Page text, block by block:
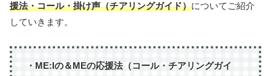
援法・コール・掛け声（チアリングガイド）についてご紹介
していきます。
・ME:Iの＆MEの応援法（コール・チアリングガイ